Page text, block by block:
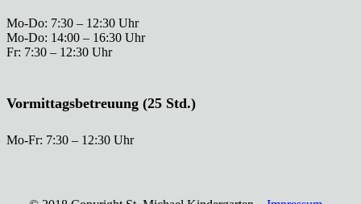
Mo-Do: 7:30 – 12:30 Uhr
Mo-Do: 14:00 – 16:30 Uhr
Fr: 7:30 – 12:30 Uhr
Vormittagsbetreuung (25 Std.)
Mo-Fr: 7:30 – 12:30 Uhr